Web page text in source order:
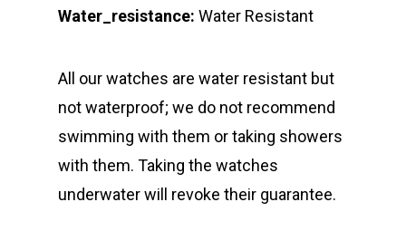
Water_resistance: Water Resistant
All our watches are water resistant but
not waterproof; we do not recommend
swimming with them or taking showers
with them. Taking the watches
underwater will revoke their guarantee.